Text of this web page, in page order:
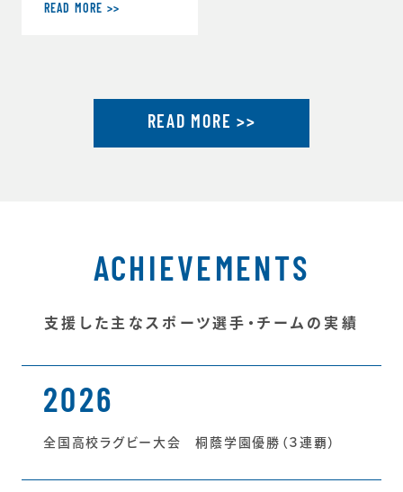
ました。アジア選手権
l.jp/jp/news/pres
s/20250930_1.ht
READ MORE >>
READ MORE >>
ACHIEVEMENTS
支援した主なスポーツ選手・チームの実績
2026
全国高校ラグビー大会 桐蔭学園優勝（３連覇）